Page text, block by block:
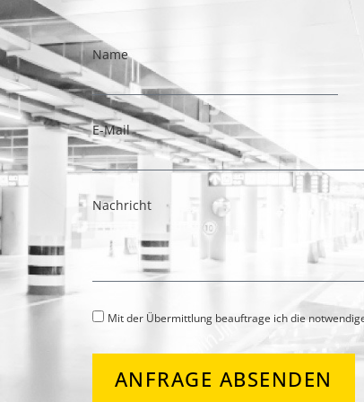
Name
E-Mail
Nachricht
Mit der Übermittlung beauftrage ich die
ANFRAGE ABSENDEN